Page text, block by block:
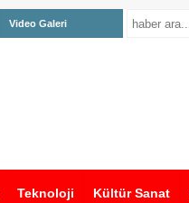
Video Galeri
Teknoloji Kültür Sanat